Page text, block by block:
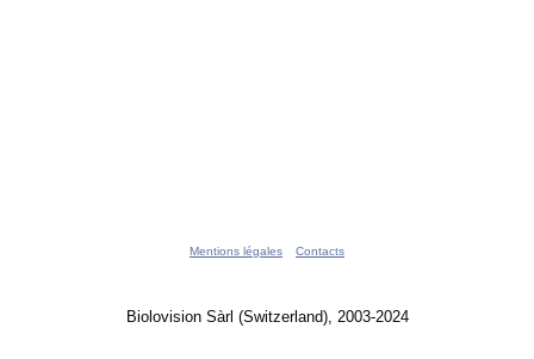
Mentions légales Contacts
Biolovision Sàrl (Switzerland), 2003-2024